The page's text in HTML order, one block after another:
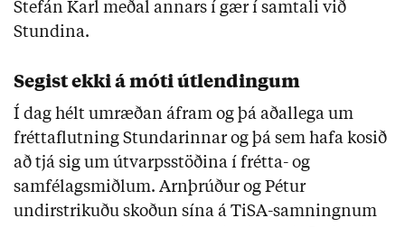
Stefán Karl meðal annars í gær í samtali við
Stundina.
Segist ekki á móti útlendingum
Í dag hélt umræðan áfram og þá aðallega um
fréttaflutning Stundarinnar og þá sem hafa kosið
að tjá sig um útvarpsstöðina í frétta- og
samfélagsmiðlum. Arnþrúður og Pétur
undirstrikuðu skoðun sína á TiSA-samningnum